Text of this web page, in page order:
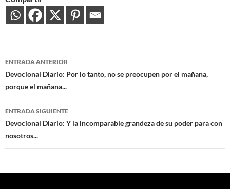
Navegación
de
entradas
ENTRADA ANTERIOR
Devocional Diario: Por lo tanto, no se preocupen por el mañana,
porque el mañana...
ENTRADA SIGUIENTE
Devocional Diario: Y la incomparable grandeza de su poder para con
nosotros...